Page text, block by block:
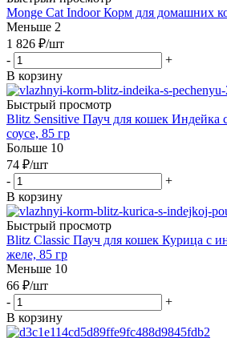
Monge Cat Indoor Корм для домашних
Меньше 2
1 826 ₽/шт
-
+
В корзину
Быстрый просмотр
Blitz Sensitive Пауч для кошек Индейка
соусе, 85 гр
Больше 10
74 ₽/шт
-
+
В корзину
Быстрый просмотр
Blitz Classic Пауч для кошек Курица с
желе, 85 гр
Меньше 10
66 ₽/шт
-
+
В корзину